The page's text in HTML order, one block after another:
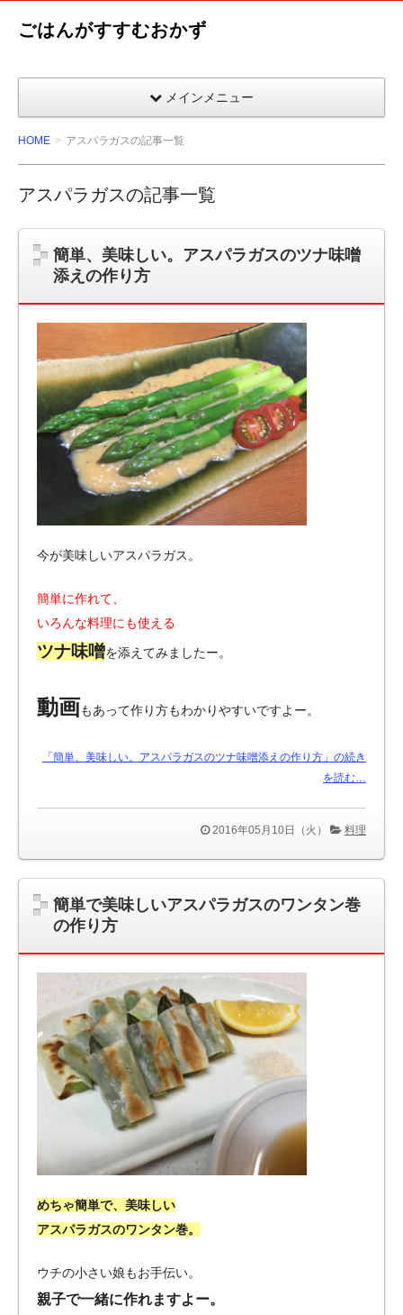
ごはんがすすむおかず
メインメニュー
HOME アスパラガスの記事一覧
アスパラガスの記事一覧
簡単、美味しい。アスパラガスのツナ味噌
添えの作り方
今が美味しいアスパラガス。
簡単に作れて、
いろんな料理にも使える
ツナ味噌を添えてみましたー。
動画もあって作り方もわかりやすいですよー。
「簡単、美味しい。アスパラガスのツナ味噌添えの作り方」の続き
を読む…
2016年05月10日（火） 料理
簡単で美味しいアスパラガスのワンタン巻
の作り方
めちゃ簡単で、美味しい
アスパラガスのワンタン巻。
ウチの小さい娘もお手伝い。
親子で一緒に作れますよー。